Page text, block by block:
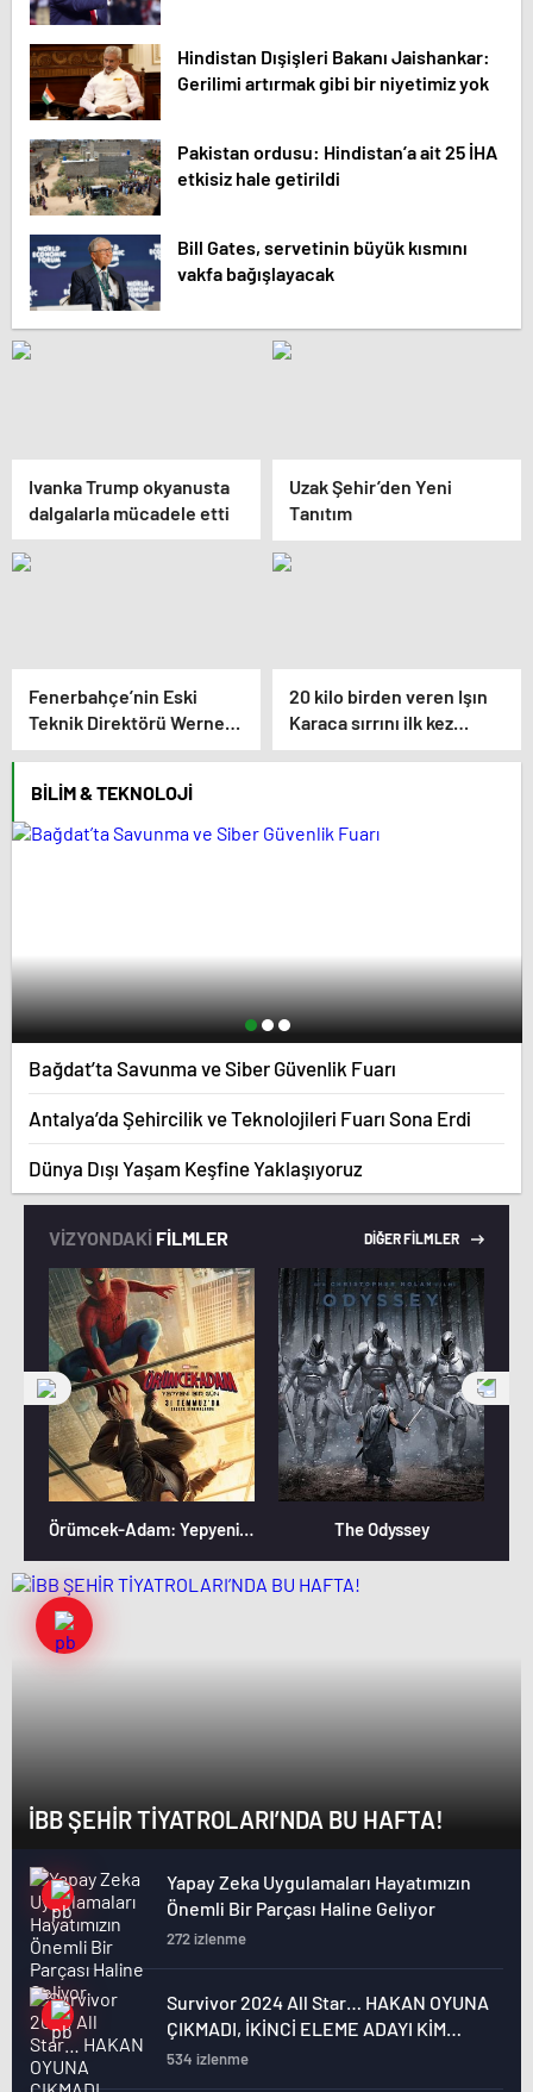
Hindistan Dışişleri Bakanı Jaishankar:
Gerilimi artırmak gibi bir niyetimiz yok
Pakistan ordusu: Hindistan’a ait 25 İHA
etkisiz hale getirildi
Bill Gates, servetinin büyük kısmını
vakfa bağışlayacak
Ivanka Trump okyanusta
dalgalarla mücadele etti
Uzak Şehir’den Yeni
Tanıtım
Fenerbahçe’nin Eski
Teknik Direktörü Werner
Lorant Hayatını Kaybetti
20 kilo birden veren Işın
Karaca sırrını ilk kez
açıkladı
BILIM & TEKNOLOJI
Bağdat’ta Savunma ve Siber Güvenlik Fuarı
Antalya’da Şehircilik ve Teknolojileri Fuarı Sona Erdi
Dünya Dışı Yaşam Keşfine Yaklaşıyoruz
VİZYONDAKİ FİLMLER DİĞER FİLMLER
Örümcek-Adam: Yepyeni Bir Gün The Odyssey
İBB ŞEHİR TİYATROLARI’NDA BU HAFTA!
Yapay Zeka Uygulamaları Hayatımızın
Önemli Bir Parçası Haline Geliyor
272 izlenme
Survivor 2024 All Star… HAKAN OYUNA
ÇIKMADI, İKİNCİ ELEME ADAYI KİM
OLDU?
534 izlenme